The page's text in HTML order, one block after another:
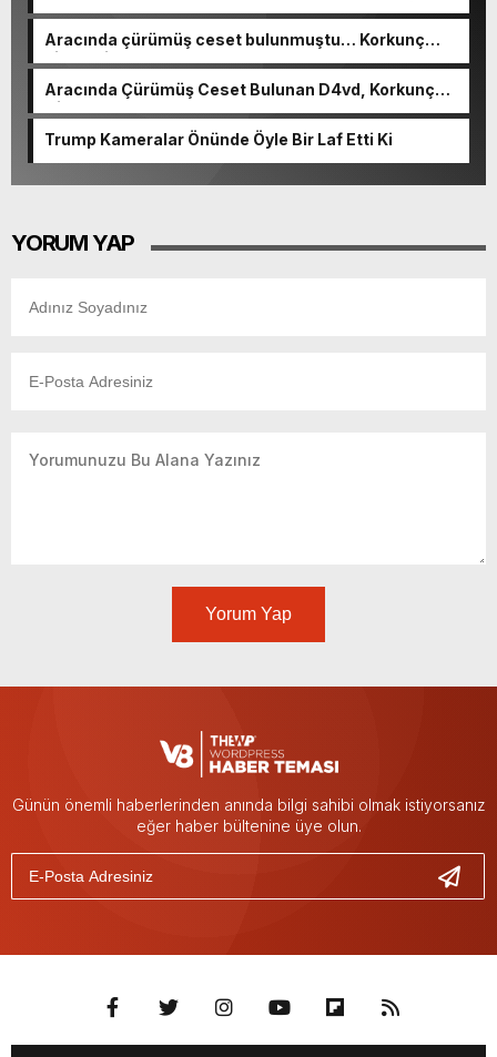
Aracında çürümüş ceset bulunmuştu… Korkunç
cinayetin detayları ortaya çıktı
Aracında Çürümüş Ceset Bulunan D4vd, Korkunç
Cinayetle Yargılanıyor
Trump Kameralar Önünde Öyle Bir Laf Etti Ki
YORUM YAP
Yorum Yap
Günün önemli haberlerinden anında bilgi sahibi olmak istiyorsanız
eğer haber bültenine üye olun.